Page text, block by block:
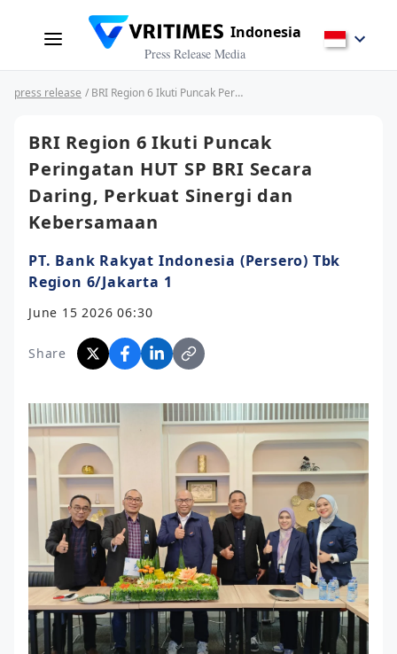
Indonesia
Press Release Media
press release / BRI Region 6 Ikuti Puncak Peringatan HUT SP BRI Secara Daring, Perkuat Sinergi dan Kebersamaan
BRI Region 6 Ikuti Puncak
Peringatan HUT SP BRI Secara
Daring, Perkuat Sinergi dan
Kebersamaan
PT. Bank Rakyat Indonesia (Persero) Tbk
Region 6/Jakarta 1
June 15 2026 06:30
Share